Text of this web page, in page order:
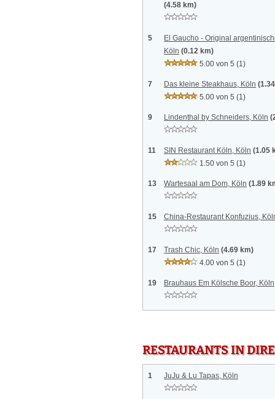
(4.58 km)
5
El Gaucho - Original
Köln (0.12 km)
5.00 von 5 (1)
7 Das kleine Steakhaus, Köln
5.00 von 5 (1)
9 Lindenthal by Schneiders, Köln
11 SIN Restaurant Köln, Köln (1.05
1.50 von 5 (1)
13 Wartesaal am Dom, Köln (1.89
15 China-Restaurant Konfuzius,
17 Trash Chic, Köln (4.69 km)
4.00 von 5 (1)
19 Brauhaus Em Kölsche Boor, Köln
RESTAURANTS IN
1 JuJu & Lu Tapas, Köln